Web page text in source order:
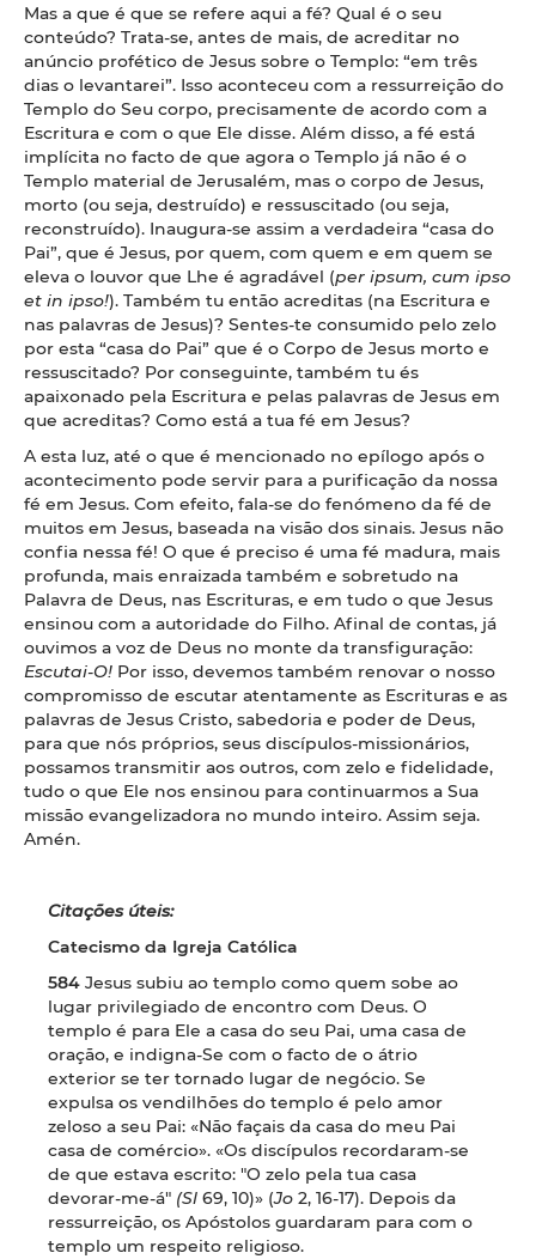
Mas a que é que se refere aqui a fé? Qual é o seu
conteúdo? Trata-se, antes de mais, de acreditar no
anúncio profético de Jesus sobre o Templo: “em três
dias o levantarei”. Isso aconteceu com a ressurreição do
Templo do Seu corpo, precisamente de acordo com a
Escritura e com o que Ele disse. Além disso, a fé está
implícita no facto de que agora o Templo já não é o
Templo material de Jerusalém, mas o corpo de Jesus,
morto (ou seja, destruído) e ressuscitado (ou seja,
reconstruído). Inaugura-se assim a verdadeira “casa do
Pai”, que é Jesus, por quem, com quem e em quem se
eleva o louvor que Lhe é agradável (per ipsum, cum ipso
et in ipso!). Também tu então acreditas (na Escritura e
nas palavras de Jesus)? Sentes-te consumido pelo zelo
por esta “casa do Pai” que é o Corpo de Jesus morto e
ressuscitado? Por conseguinte, também tu és
apaixonado pela Escritura e pelas palavras de Jesus em
que acreditas? Como está a tua fé em Jesus?
A esta luz, até o que é mencionado no epílogo após o
acontecimento pode servir para a purificação da nossa
fé em Jesus. Com efeito, fala-se do fenómeno da fé de
muitos em Jesus, baseada na visão dos sinais. Jesus não
confia nessa fé! O que é preciso é uma fé madura, mais
profunda, mais enraizada também e sobretudo na
Palavra de Deus, nas Escrituras, e em tudo o que Jesus
ensinou com a autoridade do Filho. Afinal de contas, já
ouvimos a voz de Deus no monte da transfiguração:
Escutai-O! Por isso, devemos também renovar o nosso
compromisso de escutar atentamente as Escrituras e as
palavras de Jesus Cristo, sabedoria e poder de Deus,
para que nós próprios, seus discípulos-missionários,
possamos transmitir aos outros, com zelo e fidelidade,
tudo o que Ele nos ensinou para continuarmos a Sua
missão evangelizadora no mundo inteiro. Assim seja.
Amén.
Citações úteis:
Catecismo da Igreja Católica
584 Jesus subiu ao templo como quem sobe ao
lugar privilegiado de encontro com Deus. O
templo é para Ele a casa do seu Pai, uma casa de
oração, e indigna-Se com o facto de o átrio
exterior se ter tornado lugar de negócio. Se
expulsa os vendilhões do templo é pelo amor
zeloso a seu Pai: «Não façais da casa do meu Pai
casa de comércio». «Os discípulos recordaram-se
de que estava escrito: "O zelo pela tua casa
devorar-me-á" (Sl 69, 10)» (Jo 2, 16-17). Depois da
ressurreição, os Apóstolos guardaram para com o
templo um respeito religioso.